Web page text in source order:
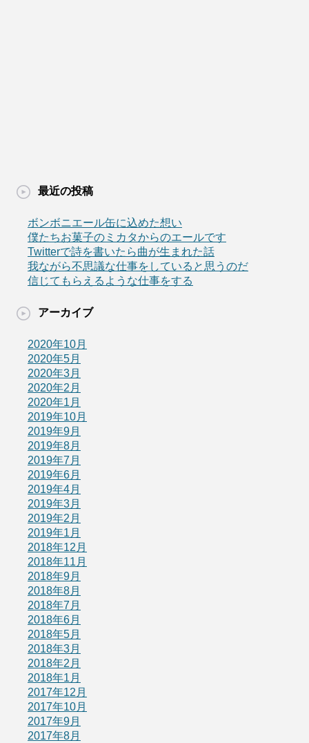
最近の投稿
ボンボニエール缶に込めた想い
僕たちお菓子のミカタからのエールです
Twitterで詩を書いたら曲が生まれた話
我ながら不思議な仕事をしていると思うのだ
信じてもらえるような仕事をする
アーカイブ
2020年10月
2020年5月
2020年3月
2020年2月
2020年1月
2019年10月
2019年9月
2019年8月
2019年7月
2019年6月
2019年4月
2019年3月
2019年2月
2019年1月
2018年12月
2018年11月
2018年9月
2018年8月
2018年7月
2018年6月
2018年5月
2018年3月
2018年2月
2018年1月
2017年12月
2017年10月
2017年9月
2017年8月